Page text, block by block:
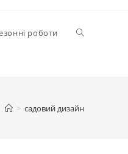
роботи Перемкнути
> садовий дизайн